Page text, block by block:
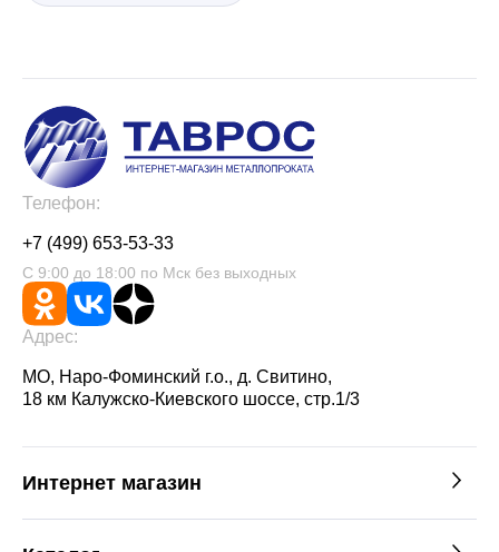
Телефон:
+7 (499) 653-53-33
С 9:00 до 18:00 по Мск без выходных
Адрес:
МО, Наро-Фоминский г.о., д. Свитино,
18 км Калужско-Киевского шоссе, стр.1/3
Интернет магазин